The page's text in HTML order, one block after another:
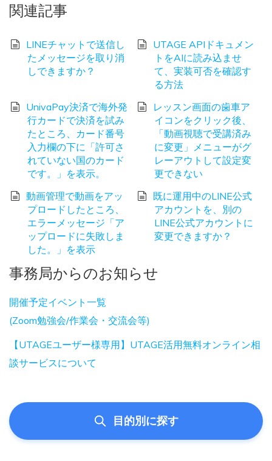
関連記事
LINEチャットで送信し
たメッセージを取り消
しできますか？
UTAGE APIドキュメン
トをAIに読み込ませ
て、実装可否を確認す
る方法
UnivaPay決済で海外発
行カードで決済を試み
たところ、カード番号
入力欄の下に「許可さ
れていない国のカード
です。」を表示。
レッスン画面の歯車ア
イコンをクリック後、
「動画視聴で受講済み
に変更」メニューがグ
レーアウトして設定変
更できない
動画管理で動画をアッ
プロードしたところ、
エラーメッセージ「ア
ップロードに失敗しま
した。」を表示
既に運用中のLINE公式
アカウントを、別の
LINE公式アカウントに
変更できますか？
事務局からのお知らせ
開催予定イベント一覧
(Zoom勉強会/作業会・交流会等)
【UTAGEユーザー様専用】UTAGE活用無料オンライン相
談サービスについて
目的別に探す